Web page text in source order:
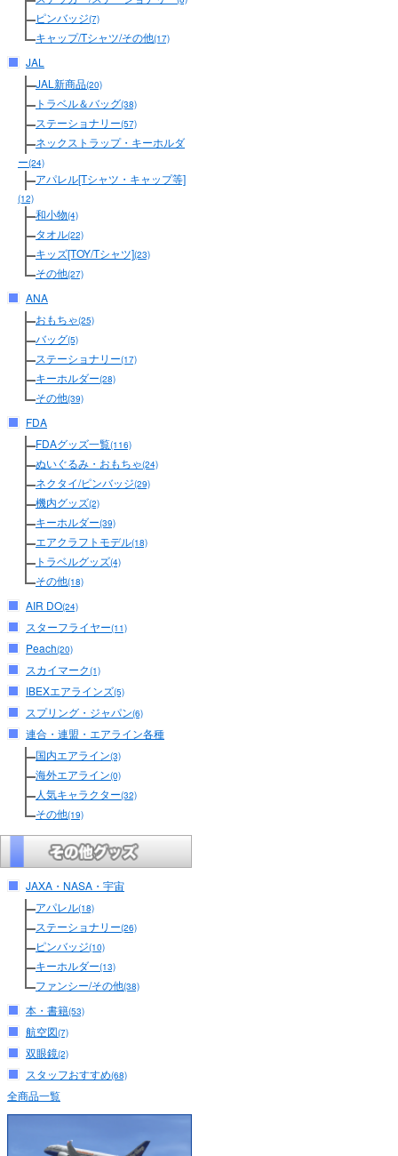
ピンバッジ(7)
キャップ/Tシャツ/その他(17)
JAL
JAL新商品(20)
トラベル＆バッグ(38)
ステーショナリー(57)
ネックストラップ・キーホルダ
ー(24)
アパレル[Tシャツ・キャップ等]
(12)
和小物(4)
タオル(22)
キッズ[TOY/Tシャツ](23)
その他(27)
ANA
おもちゃ(25)
バッグ(5)
ステーショナリー(17)
キーホルダー(28)
その他(39)
FDA
FDAグッズ一覧(116)
ぬいぐるみ・おもちゃ(24)
ネクタイ/ピンバッジ(29)
機内グッズ(2)
キーホルダー(39)
エアクラフトモデル(18)
トラベルグッズ(4)
その他(18)
AIR DO(24)
スターフライヤー(11)
Peach(20)
スカイマーク(1)
IBEXエアラインズ(5)
スプリング・ジャパン(6)
連合・連盟・エアライン各種
国内エアライン(3)
海外エアライン(0)
人気キャラクター(32)
その他(19)
JAXA・NASA・宇宙
アパレル(18)
ステーショナリー(26)
ピンバッジ(10)
キーホルダー(13)
ファンシー/その他(38)
本・書籍(53)
航空図(7)
双眼鏡(2)
スタッフおすすめ(68)
全商品一覧